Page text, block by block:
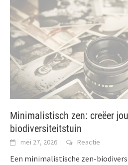
Minimalistisch zen: creëer
biodiversiteitstuin
mei 27, 2026 Reactie
Een minimalistische zen-